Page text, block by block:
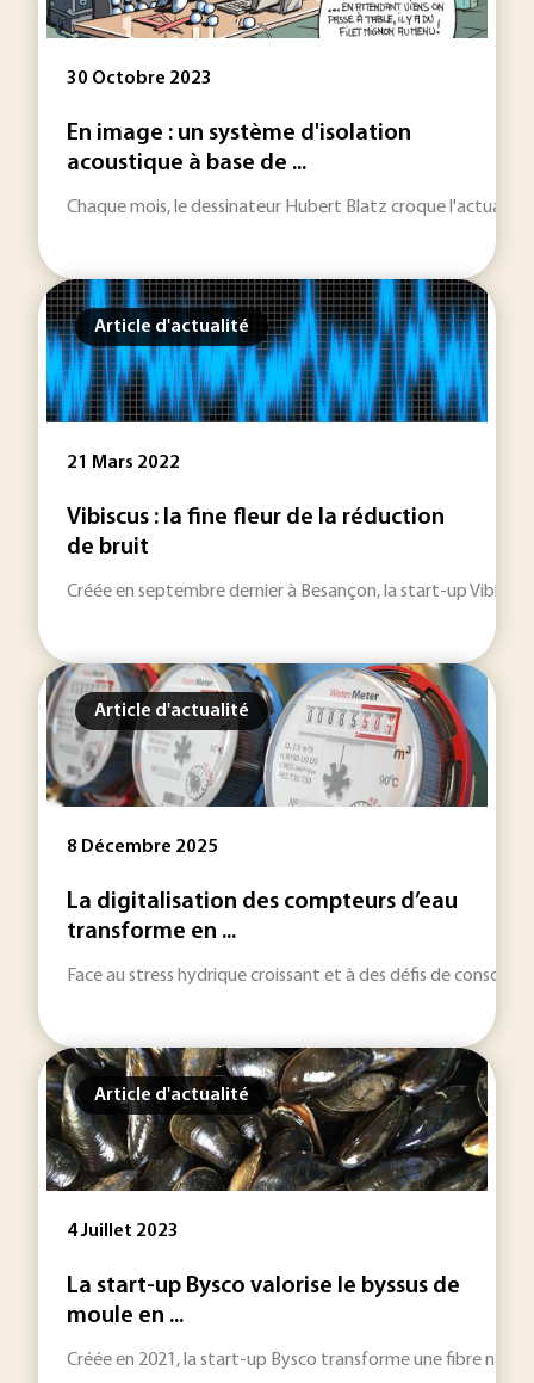
30 Octobre 2023
En image : un système d'isolation
acoustique à base de ...
Chaque mois, le dessinateur Hubert Blatz croque
Article d'actualité
21 Mars 2022
Vibiscus : la fine fleur de la réduction
de bruit
Créée en septembre dernier à Besançon, la start-up
Article d'actualité
8 Décembre 2025
La digitalisation des compteurs d’eau
transforme en ...
Face au stress hydrique croissant et à des défis de
Article d'actualité
4 Juillet 2023
La start-up Bysco valorise le byssus de
moule en ...
Créée en 2021, la start-up Bysco transforme une fibre